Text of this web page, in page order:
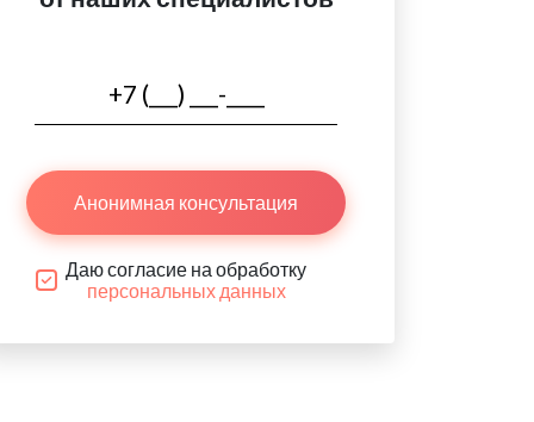
Анонимная консультация
Даю согласие на обработку
персональных данных